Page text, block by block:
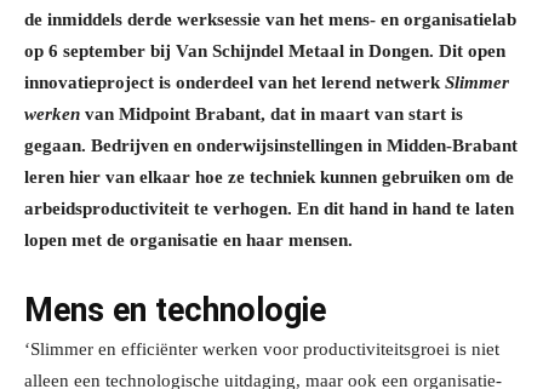
de inmiddels derde werksessie van het mens- en organisatielab
op 6 september bij Van Schijndel Metaal in Dongen. Dit open
innovatieproject is onderdeel van het lerend netwerk Slimmer
werken van Midpoint Brabant, dat in maart van start is
gegaan. Bedrijven en onderwijsinstellingen in Midden-Brabant
leren hier van elkaar hoe ze techniek kunnen gebruiken om de
arbeidsproductiviteit te verhogen. En dit hand in hand te laten
lopen met de organisatie en haar mensen.
Mens en technologie
‘Slimmer en efficiënter werken voor productiviteitsgroei is niet
alleen een technologische uitdaging, maar ook een organisatie-